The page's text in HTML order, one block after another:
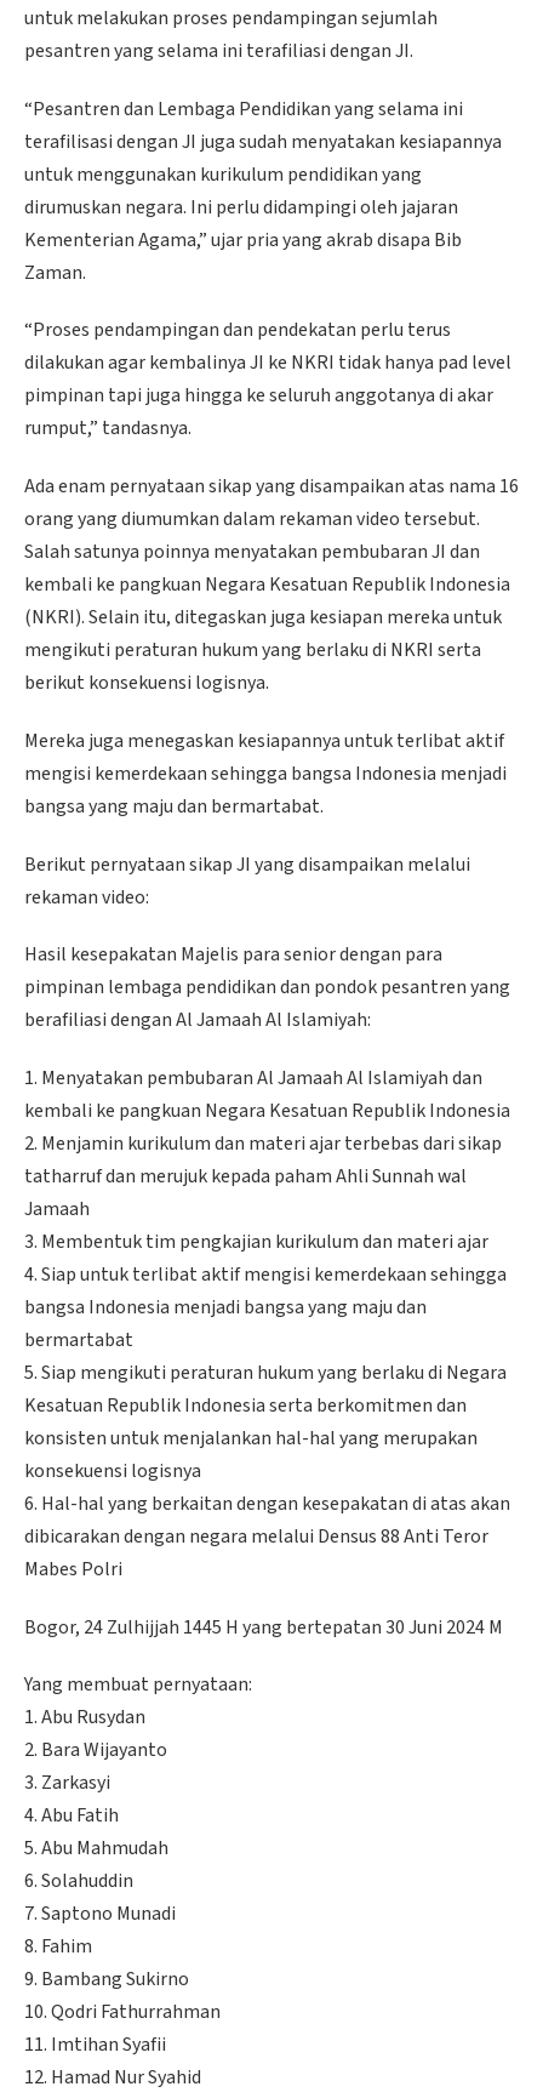
untuk melakukan proses pendampingan sejumlah
pesantren yang selama ini terafiliasi dengan JI.
“Pesantren dan Lembaga Pendidikan yang selama ini
terafilisasi dengan JI juga sudah menyatakan kesiapannya
untuk menggunakan kurikulum pendidikan yang
dirumuskan negara. Ini perlu didampingi oleh jajaran
Kementerian Agama,” ujar pria yang akrab disapa Bib
Zaman.
“Proses pendampingan dan pendekatan perlu terus
dilakukan agar kembalinya JI ke NKRI tidak hanya pad level
pimpinan tapi juga hingga ke seluruh anggotanya di akar
rumput,” tandasnya.
Ada enam pernyataan sikap yang disampaikan atas nama 16
orang yang diumumkan dalam rekaman video tersebut.
Salah satunya poinnya menyatakan pembubaran JI dan
kembali ke pangkuan Negara Kesatuan Republik Indonesia
(NKRI). Selain itu, ditegaskan juga kesiapan mereka untuk
mengikuti peraturan hukum yang berlaku di NKRI serta
berikut konsekuensi logisnya.
Mereka juga menegaskan kesiapannya untuk terlibat aktif
mengisi kemerdekaan sehingga bangsa Indonesia menjadi
bangsa yang maju dan bermartabat.
Berikut pernyataan sikap JI yang disampaikan melalui
rekaman video:
Hasil kesepakatan Majelis para senior dengan para
pimpinan lembaga pendidikan dan pondok pesantren yang
berafiliasi dengan Al Jamaah Al Islamiyah:
1. Menyatakan pembubaran Al Jamaah Al Islamiyah dan
kembali ke pangkuan Negara Kesatuan Republik Indonesia
2. Menjamin kurikulum dan materi ajar terbebas dari sikap
tatharruf dan merujuk kepada paham Ahli Sunnah wal
Jamaah
3. Membentuk tim pengkajian kurikulum dan materi ajar
4. Siap untuk terlibat aktif mengisi kemerdekaan sehingga
bangsa Indonesia menjadi bangsa yang maju dan
bermartabat
5. Siap mengikuti peraturan hukum yang berlaku di Negara
Kesatuan Republik Indonesia serta berkomitmen dan
konsisten untuk menjalankan hal-hal yang merupakan
konsekuensi logisnya
6. Hal-hal yang berkaitan dengan kesepakatan di atas akan
dibicarakan dengan negara melalui Densus 88 Anti Teror
Mabes Polri
Bogor, 24 Zulhijjah 1445 H yang bertepatan 30 Juni 2024 M
Yang membuat pernyataan:
1. Abu Rusydan
2. Bara Wijayanto
3. Zarkasyi
4. Abu Fatih
5. Abu Mahmudah
6. Solahuddin
7. Saptono Munadi
8. Fahim
9. Bambang Sukirno
10. Qodri Fathurrahman
11. Imtihan Syafii
12. Hamad Nur Syahid